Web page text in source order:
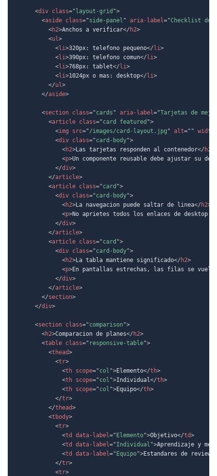
<div class=" layout-grid ">
<aside class="side-panel " aria-label="Checklist de
<h2>Anchos a verificar</ h2>
<ul>
<li>320px: telefono pequeno</ li>
<li>390px: telefono comun</ li>
<li>768px: tablet</ li>
<li>1024px o mas: desktop</ li>
</ul>
</aside>
<section class="cards " aria-label="Tarjetas de
<article class="card featured ">
<img src="/images/card-layout.jpg " alt=" " width
<div class="card-body">
<h2>Las tarjetas responden al contenedor</ h2
<p>Un componente reusable debe ajustar su
</div>
</article>
<article class="card ">
<div class="card-body">
<h2>La navegacion puede saltar de linea</ h2>
<p>No aprietes todos los enlaces de desktop
</div>
</article>
<article class="card ">
<div class="card-body">
<h2>La tabla mantiene significado</ h2>
<p>En pantallas estrechas, las filas se
</div>
</article>
</section>
</div>
<section class="comparison">
<h2>Comparacion de planes</ h2>
<table class=" responsive-table">
<thead>
<tr>
<th scope="col ">Elemento</th>
<th scope="col ">Individual</th>
<th scope="col ">Equipo</th>
</tr>
</thead>
<tbody>
<tr>
<td data-label=" Elemento">Objetivo</td>
<td data-label="Individual ">Aprendizaje y
<td data-label=" Equipo">Estandares de review
</tr>
<tr>